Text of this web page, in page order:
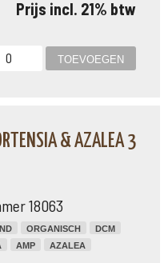
Prijs incl. 21% btw
& AZALEA 3
18063
ORGANISCH
DCM
AMP
AZALEA